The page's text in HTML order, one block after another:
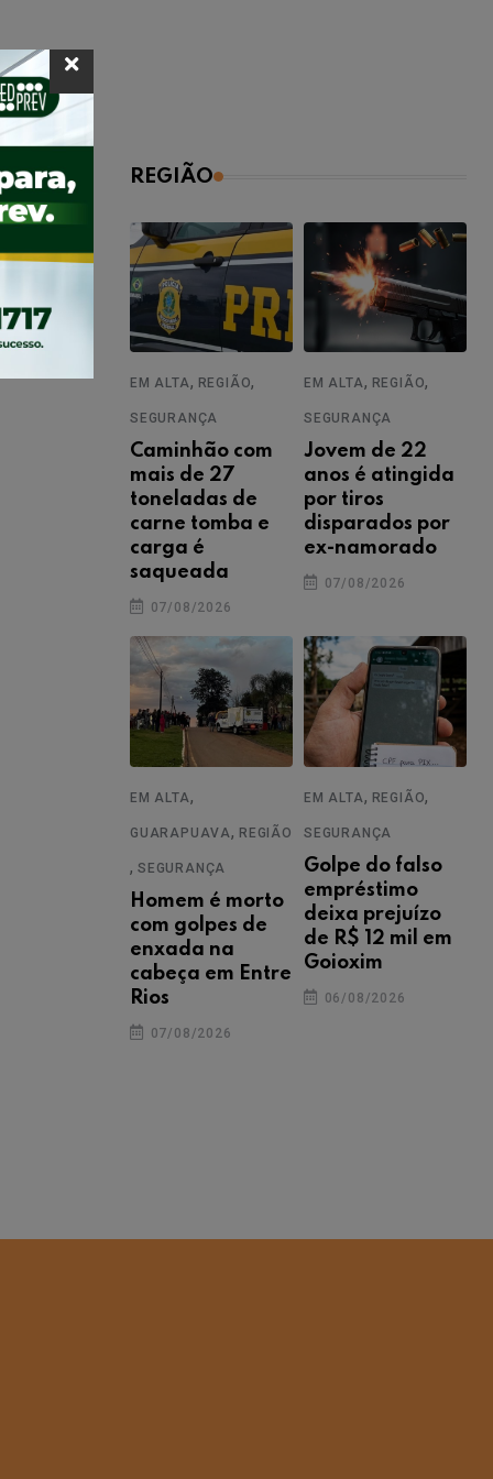
REGIÃO
EM ALTA, REGIÃO,
SEGURANÇA
Caminhão com
mais de 27
toneladas de
carne tomba e
carga é
saqueada
07/08/2026
EM ALTA, REGIÃO,
SEGURANÇA
Jovem de 22
anos é atingida
por tiros
disparados por
ex-namorado
07/08/2026
EM ALTA ,
GUARAPUAVA , REGIÃO
, SEGURANÇA
Homem é morto
com golpes de
enxada na
cabeça em Entre
Rios
07/08/2026
EM ALTA , REGIÃO,
SEGURANÇA
Golpe do falso
empréstimo
deixa prejuízo
de R$ 12 mil em
Goioxim
06/08/2026